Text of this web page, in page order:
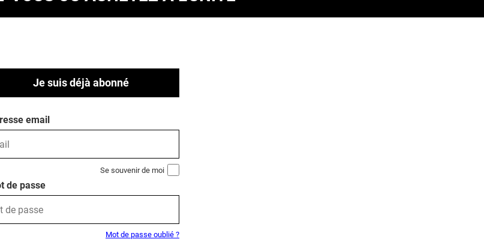
Je suis déjà abonné
email
Se souvenir de moi
de passe
Mot de passe oublié ?